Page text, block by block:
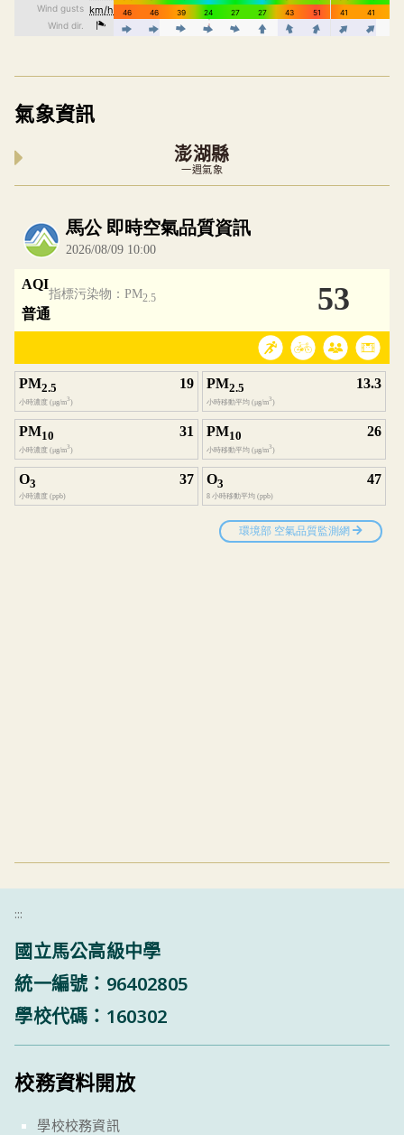
氣象資訊
澎湖縣
一週氣象
內嵌空氣品質小工具為視覺預覽，完整即時空
:::
國立馬公高級中學
統一編號：96402805
學校代碼：160302
校務資料開放
學校校務資訊